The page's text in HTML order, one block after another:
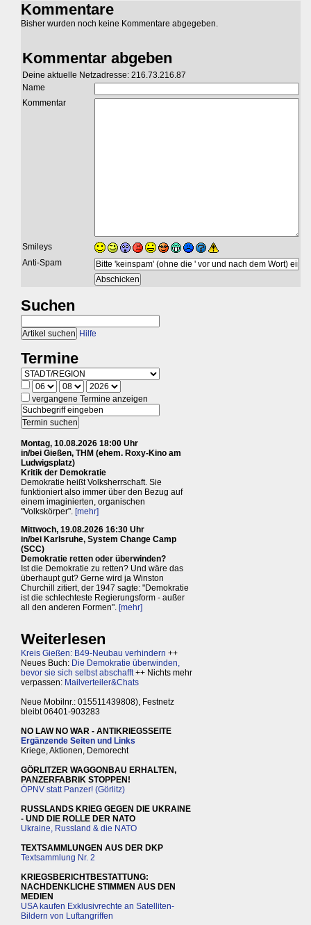
Kommentare
Bisher wurden noch keine Kommentare abgegeben.
Kommentar abgeben
Deine aktuelle Netzadresse: 216.73.216.87
Name
Kommentar
Smileys
Anti-Spam
Suchen
Hilfe
Termine
vergangene Termine anzeigen
Montag, 10.08.2026 18:00 Uhr
in/bei Gießen, THM (ehem. Roxy-Kino am
Ludwigsplatz)
Kritik der Demokratie
Demokratie heißt Volksherrschaft. Sie
funktioniert also immer über den Bezug auf
einem imaginierten, organischen
"Volkskörper". [mehr]
Mittwoch, 19.08.2026 16:30 Uhr
in/bei Karlsruhe, System Change Camp
(SCC)
Demokratie retten oder überwinden?
Ist die Demokratie zu retten? Und wäre das
überhaupt gut? Gerne wird ja Winston
Churchill zitiert, der 1947 sagte: "Demokratie
ist die schlechteste Regierungsform - außer
all den anderen Formen". [mehr]
Weiterlesen
Kreis Gießen: B49-Neubau verhindern ++
Neues Buch: Die Demokratie überwinden,
bevor sie sich selbst abschafft++ Nichts mehr
verpassen: Mailverteiler&Chats
Neue Mobilnr.: 015511439808), Festnetz
bleibt 06401-903283
NO LAW NO WAR - ANTIKRIEGSSEITE
Ergänzende Seiten und Links
Kriege, Aktionen, Demorecht
GÖRLITZER WAGGONBAU ERHALTEN,
PANZERFABRIK STOPPEN!
ÖPNV statt Panzer! (Görlitz)
RUSSLANDS KRIEG GEGEN DIE UKRAINE
- UND DIE ROLLE DER NATO
Ukraine, Russland & die NATO
TEXTSAMMLUNGEN AUS DER DKP
Textsammlung Nr. 2
KRIEGSBERICHTBESTATTUNG:
NACHDENKLICHE STIMMEN AUS DEN
MEDIEN
USA kaufen Exklusivrechte an Satelliten-
Bildern von Luftangriffen